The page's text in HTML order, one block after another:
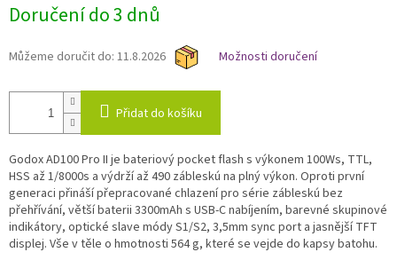
cena:
Doručení do 3 dnů
Můžeme doručit do: 11.8.2026 Možnosti doručení
Přidat do košíku
Godox AD100 Pro II je bateriový pocket flash s výkonem 100Ws, TTL,
HSS až 1/8000s a výdrží až 490 zábleskú na plný výkon. Oproti první
generaci přináší přepracované chlazení pro série zábleskú bez
přehřívání, větší baterii 3300mAh s USB-C nabíjením, barevné skupinové
indikátory, optické slave módy S1/S2, 3,5mm sync port a jasnější TFT
displej. Vše v těle o hmotnosti 564 g, které se vejde do kapsy batohu.